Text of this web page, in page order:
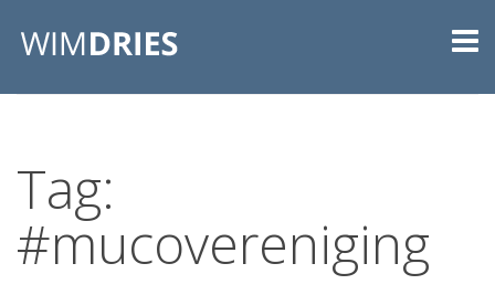
Tag:
#mucovereniging